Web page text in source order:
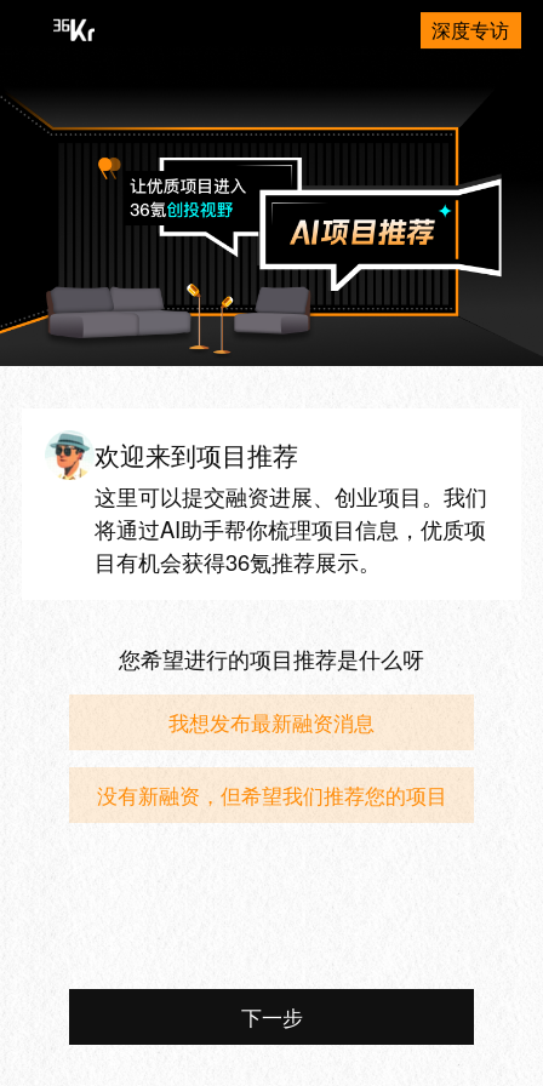
深度专访
欢迎来到项目推荐
这里可以提交融资进展、创业项目。我们
将通过AI助手帮你梳理项目信息，优质项
目有机会获得36氪推荐展示。
您希望进行的项目推荐是什么呀
我想发布最新融资消息
没有新融资，但希望我们推荐您的项目
下一步